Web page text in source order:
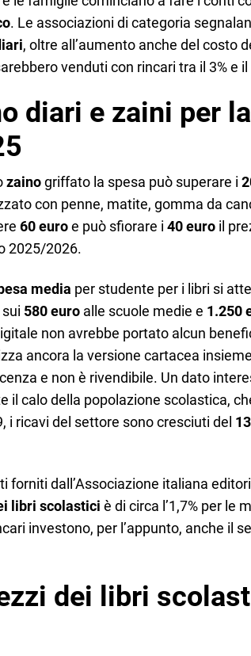
. Le associazioni di categoria
, oltre all’aumento anche del costo
venduti con rincari tra il 3% e il
diari e zaini per la
zainogriffato la spesa può superare i
con penne, matite, gomma da
60 euroe può sfiorare i 40 euro il
2025/2026.
media per studente per i libri si
sui 580 euro alle scuole medie e 1.250
non avrebbe portato alcun
ancora la versione cartacea insieme
e non è rivendibile. Un dato
il calo della popolazione scolastica,
i ricavi del settore sono cresciuti del
forniti dall’Associazione italiana
libri scolastici è di circa l’1,7% per le
investono, per l’appunto, anche il
dei libri